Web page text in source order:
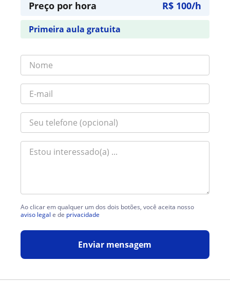
Preço por hora R$ 100/h
Primeira aula gratuita
Ao clicar em qualquer um dos dois botões, você aceita nosso
aviso legal e de privacidade
Enviar mensagem